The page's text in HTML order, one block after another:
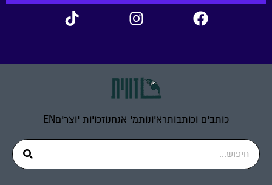
כותבים וכותבותראיונותמי אנחנוזכויות יוצריםEN